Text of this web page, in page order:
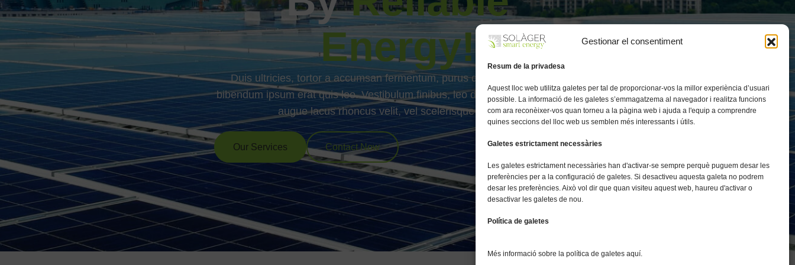
Gestionar el consentiment
Resum de la privadesa
Aquest lloc web utilitza galetes per tal de proporcionar-vos la millor experiència d’usuari
possible. La informació de les galetes s’emmagatzema al navegador i realitza funcions
com ara reconèixer-vos quan torneu a la pàgina web i ajuda a l'equip a comprendre
quines seccions del lloc web us semblen més interessants i útils.
Galetes estrictament necessàries
Les galetes estrictament necessàries han d'activar-se sempre perquè puguem desar les
preferències per a la configuració de galetes. Si desactiveu aquesta galeta no podrem
desar les preferències. Això vol dir que quan visiteu aquest web, haureu d'activar o
desactivar les galetes de nou.
Política de galetes
Més informació sobre la política de galetes aquí.
Energy!
Duis ultricies, tortor a accumsan fermentum, purus diam mollis velit, eu
bibendum ipsum erat quis leo. Vestibulum finibus, leo dapibus feugiat rutrum,
augue lacus rhoncus velit, vel scelerisque odio est.
Our Services Contact Now